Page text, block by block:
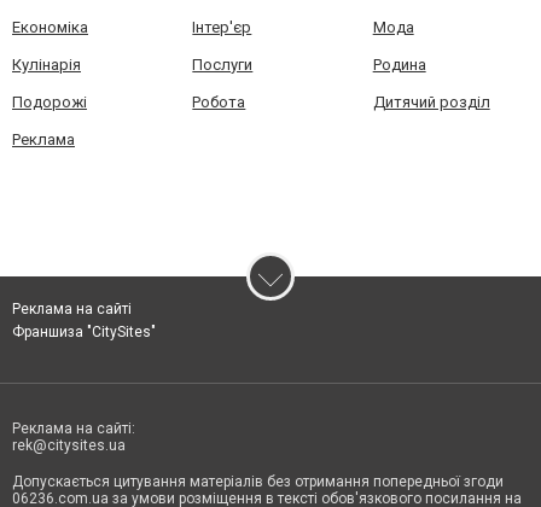
Економіка Інтер'єр Мода
Кулінарія Послуги Родина
Подорожі Робота Дитячий розділ
Реклама
Реклама на сайті
Франшиза "CitySites"
Реклама на сайті:
rek@citysites.ua
Допускається цитування матеріалів без отримання попередньої згоди
06236.com.ua за умови розміщення в тексті обов'язкового посилання на